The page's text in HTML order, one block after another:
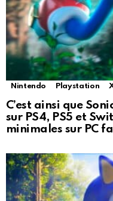
Nintendo Playstation
C’est ainsi que
sur PS4, PS5 et
minimales sur PC